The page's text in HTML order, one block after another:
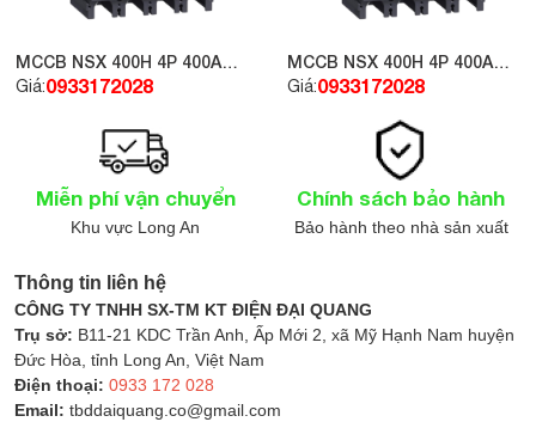
chuyển nguồn
Theo dõi điện áp lưới và máy phát liên tục
Tự động kích hoạt chuyển nguồn khi phát hiện
mất điện
Chuyển ngược lại khi điện lưới phục hồi ổn định
Tích hợp cảnh báo và báo lỗi khi có sự cố
Đảm bảo hoạt động liên tục và tin cậy
Nguyên lý hoạt động củaTủ ATS tự động chuyển
nguồndựa trên việc giám sát liên tục điện áp đầu vào
từ nguồn chính và nguồn dự phòng. Khi phát hiện sự
MCCB NSX 400H 4P 400A
70kA 415V LV432694
Giá:0933172028
MCCB NSX 400H 4P 400A
70kA 415V LV432877
Giá:0933172028
Miễn phí vận chuyển
Khu vực Long An
Chính sách bảo hành
Bảo hành theo nhà sản xuất
Thông tin liên hệ
CÔNG TY TNHH SX-TM KT ĐIỆN ĐẠI QUANG
Trụ sở: B11-21 KDC Trần Anh, Ấp Mới 2, xã Mỹ Hạnh Nam huyện
Đức Hòa, tỉnh Long An, Việt Nam
Điện thoại: 0933 172 028
Email: tbddaiquang.co@gmail.com